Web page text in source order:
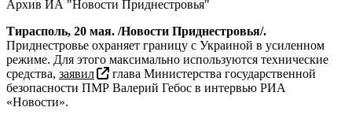
Архив ИА "Новости Приднестровья"
Тирасполь, 20 мая. /Новости Приднестровья/.
Приднестровье охраняет границу с Украиной в усиленном
режиме. Для этого максимально используются технические
средства, заявил
глава Министерства государственной
безопасности ПМР Валерий Гебос в интервью РИА
«Новости».